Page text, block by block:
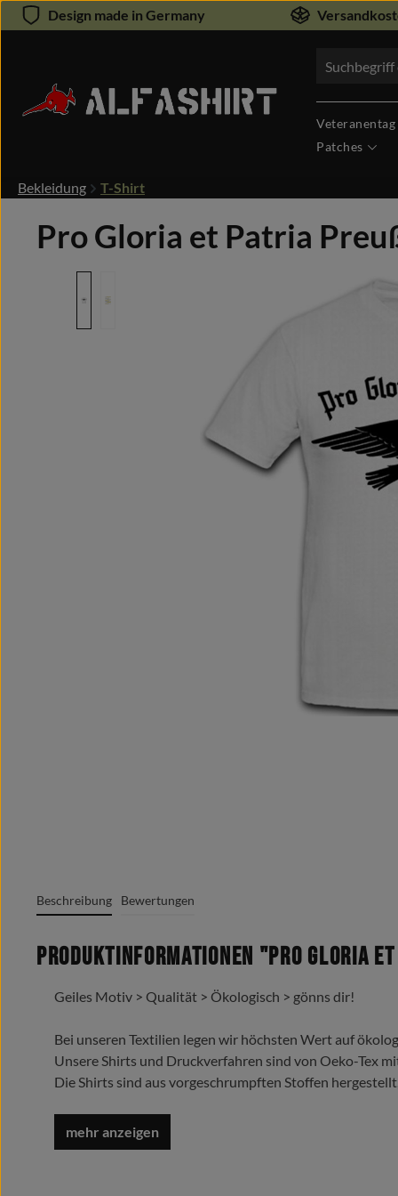
Hauptinhalt springen
Zur Suche springen
Design made in Germany
Patches
Bekleidung T-Shirt
Pro Gloria et Patria
Beschreibung Bewertungen
Produktinformationen "Pro Gloria et
Geiles Motiv > Qualität > Ökologisch > gönns dir!
Bei unseren Textilien legen wir höchsten Wert auf
Unsere Shirts und Druckverfahren sind von Oeko-Tex
Die Shirts sind aus vorgeschrumpften Stoffen
Trage es liebe es lebe es !